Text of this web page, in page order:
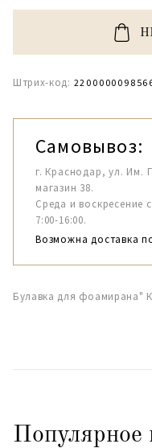
Штрих-код:
Самовывоз:
г. Краснодар, ул. Им.
магазин 38.
Среда и воскресение
7:00-16:00.
Возможна доставка
Булавка для фоамирана"
Популярное